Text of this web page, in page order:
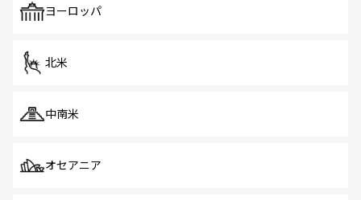
で、ホーカーズは地元の風情を楽しめる外せないスポット
ヨーロッパ
北米
中南米
オセアニア